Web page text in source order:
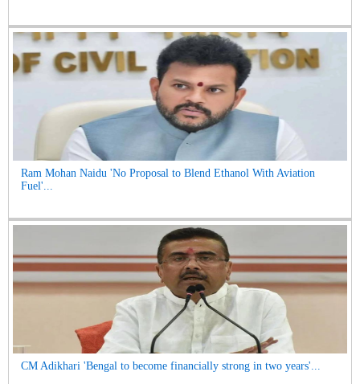
Ram Mohan Naidu 'No Proposal to Blend Ethanol With Aviation
Fuel'...
CM Adikhari 'Bengal to become financially strong in two years'...